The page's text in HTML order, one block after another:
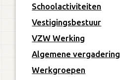
Schoolactiviteiten
Vestigingsbestuur
VZW Werking
Algemene vergadering
Werkgroepen